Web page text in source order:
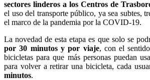
sectores linderos a los Centros de
el uso del transporte público, ya sea subtes,
el marco de la pandemia por la COVID-19.
La novedad de esta etapa es que solo se
por 30 minutos y por viaje, con el
bicicletas para que más personas puedan
para volver a retirar una bicicleta, cada
minutos.